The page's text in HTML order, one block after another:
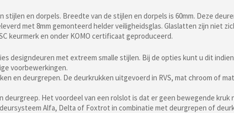
en dorpels. Breedte van de stijlen en dorpels is 60mm. Deze
met 8mm gemonteerd helder veiligheidsglas. Glaslatten zijn niet
keurmerk en onder KOMO certificaat geproduceerd.
designdeuren met extreem smalle stijlen. Bij de opties kunt u dit
voorbewerkingen.
en deurgrepen. De deurkrukken uitgevoerd in RVS, mat chroom of
Het voordeel van een rolslot is dat er geen bewegende kruk
Alfa, Delta of Foxtrot in combinatie met deurgrepen of